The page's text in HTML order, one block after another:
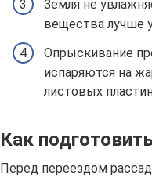
Земля не
вещества лучше
Опрыскивание
испаряются на
листовых
Как
Перед переездом